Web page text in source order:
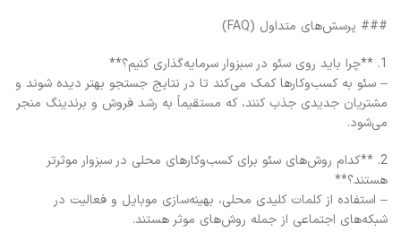
### پرسش‌های متداول (FAQ)
1. **چرا باید روی سئو در سبزوار سرمایه‌گذاری کنیم؟**
– سئو به کسب‌وکارها کمک می‌کند تا در نتایج جستجو بهتر دیده شوند و
مشتریان جدیدی جذب کنند، که مستقیماً به رشد فروش و برندینگ منجر
می‌شود.
2. **کدام روش‌های سئو برای کسب‌وکارهای محلی در سبزوار موثرتر
هستند؟**
– استفاده از کلمات کلیدی محلی، بهینه‌سازی موبایل و فعالیت در
شبکه‌های اجتماعی از جمله روش‌های موثر هستند.